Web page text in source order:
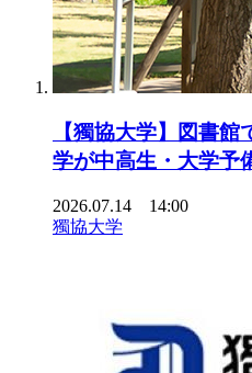
【獨協大学】図書
学が中高生・大学予
2026.07.14 14:00
獨協大学